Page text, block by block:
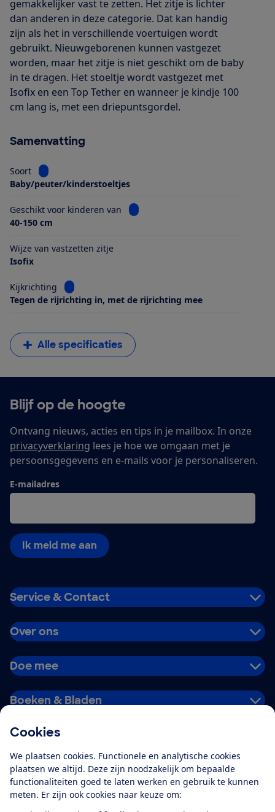
Cookies
We plaatsen cookies. Functionele en analytische cookies
plaatsen we altijd. Deze zijn noodzakelijk om bepaalde
functionaliteiten goed te laten werken en gebruik te kunnen
meten. Er zijn ook cookies naar keuze om:
gemakkelijker vast te zetten. Het zitje is lichter
dan anderen in deze categorie. Dat kan handig
zijn als het in verschillende voertuigen wordt
gebruikt. Nieuwgeborenen kunnen vastgezet
worden, maar het zitje is niet geschikt om de baby
in te dragen. Het stoeltje wordt vastgezet met
Isofix en een Top Tether en wanneer je kindje 100
cm lang is, met een driepuntsgordel.
Samenvatting
Soort
Bekijk informatie voor Soort
Baby/peuter/kinderstoeltjes
Geschikt voor kinderen van
Bekijk informatie voor Geschikt
40-150 cm
Wijze van vastzetten zitje
Isofix
Kijkrichting
Bekijk informatie voor Kijkrichting
Tegen de rijrichting in, met de rijrichting mee
Alle specificaties
Blijf op de hoogte
Ontvang nieuws, acties en tips in je mailbox. In onze
privacyverklaring lees je hoe we omgaan met je
persoonsgegevens en e-mails voor je personaliseren.
E-mailadres
Ik meld me aan
Service & Contact
Over ons
Doe mee
Boeken & Bladen
Alles over de